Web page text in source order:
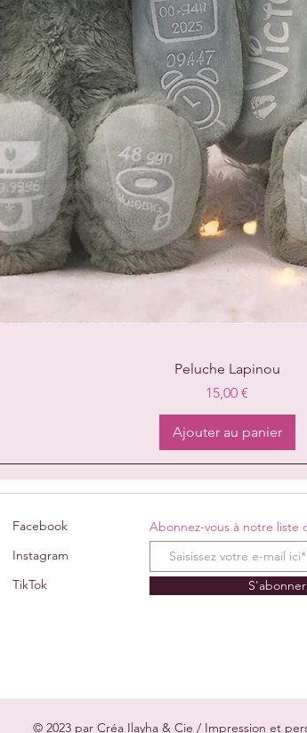
Aperçu rapide
Peluche Lapinou
Prix
15,00 €
Ajouter au panier
Facebook
Instagram
TikTok
Abonnez-vous à notre liste
S'abonner
© 2023 par Créa Ilayha & Cie / Impression et